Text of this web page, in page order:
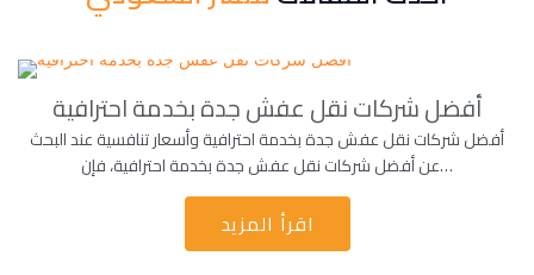
أفضل شركات نقل عفش جدة بخدمة احترافية
أفضل شركات نقل عفش جدة بخدمة احترافية وأسعار تنافسية عند البحث
عن أفضل شركات نقل عفش جدة بخدمة احترافية، فإن…
اقرأ المزيد